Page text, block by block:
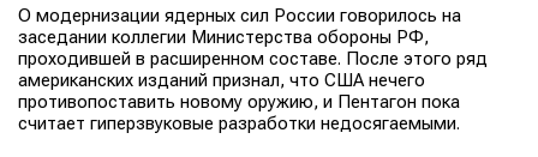
О модернизации ядерных сил России говорилось на
заседании коллегии Министерства обороны РФ,
проходившей в расширенном составе. После этого ряд
американских изданий признал, что США нечего
противопоставить новому оружию, и Пентагон пока
считает гиперзвуковые разработки недосягаемыми.